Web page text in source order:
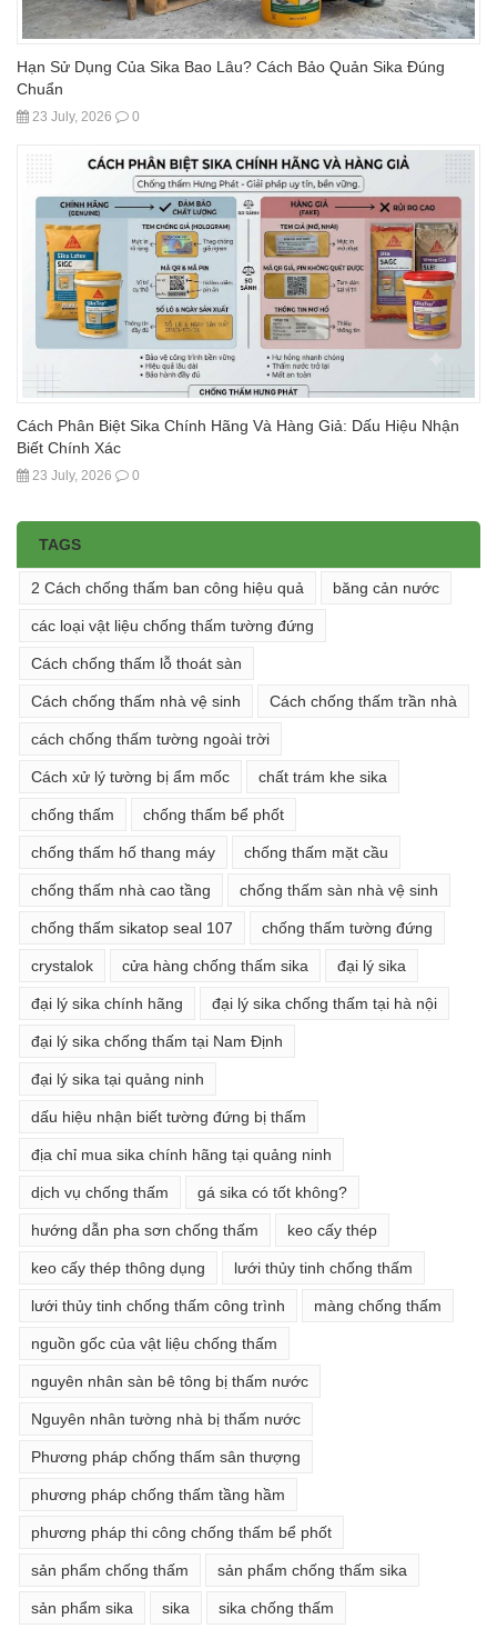
Hạn Sử Dụng Của Sika Bao Lâu? Cách Bảo Quản Sika Đúng
Chuẩn
23 July, 2026 0
Cách Phân Biệt Sika Chính Hãng Và Hàng Giả: Dấu Hiệu Nhận
Biết Chính Xác
23 July, 2026 0
TAGS
2 Cách chống thấm ban công hiệu quả băng cản nước
các loại vật liệu chống thấm tường đứng
Cách chống thấm lỗ thoát sàn
Cách chống thấm nhà vệ sinh Cách chống thấm trần nhà
cách chống thấm tường ngoài trời
Cách xử lý tường bị ẩm mốc chất trám khe sika
chống thấm chống thấm bể phốt
chống thấm hố thang máy chống thấm mặt cầu
chống thấm nhà cao tầng chống thấm sàn nhà vệ sinh
chống thấm sikatop seal 107 chống thấm tường đứng
crystalok cửa hàng chống thấm sika đại lý sika
đại lý sika chính hãng đại lý sika chống thấm tại hà nội
đại lý sika chống thấm tại Nam Định
đại lý sika tại quảng ninh
dấu hiệu nhận biết tường đứng bị thấm
địa chỉ mua sika chính hãng tại quảng ninh
dịch vụ chống thấm gá sika có tốt không?
hướng dẫn pha sơn chống thấm keo cấy thép
keo cấy thép thông dụng lưới thủy tinh chống thấm
lưới thủy tinh chống thấm công trình màng chống thấm
nguồn gốc của vật liệu chống thấm
nguyên nhân sàn bê tông bị thấm nước
Nguyên nhân tường nhà bị thấm nước
Phương pháp chống thấm sân thượng
phương pháp chống thấm tầng hầm
phương pháp thi công chống thấm bể phốt
sản phẩm chống thấm sản phẩm chống thấm sika
sản phẩm sika sika sika chống thấm